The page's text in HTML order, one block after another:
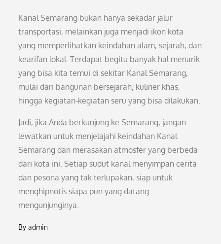
Kanal Semarang bukan hanya sekadar jalur
transportasi, melainkan juga menjadi ikon kota
yang memperlihatkan keindahan alam, sejarah, dan
kearifan lokal. Terdapat begitu banyak hal menarik
yang bisa kita temui di sekitar Kanal Semarang,
mulai dari bangunan bersejarah, kuliner khas,
hingga kegiatan-kegiatan seru yang bisa dilakukan.
Jadi, jika Anda berkunjung ke Semarang, jangan
lewatkan untuk menjelajahi keindahan Kanal
Semarang dan merasakan atmosfer yang berbeda
dari kota ini. Setiap sudut kanal menyimpan cerita
dan pesona yang tak terlupakan, siap untuk
menghipnotis siapa pun yang datang
mengunjunginya.
Byadmin